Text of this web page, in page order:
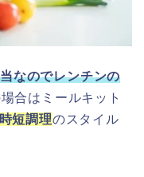
なのでレンチンの
合はミールキット
短調理のスタイル